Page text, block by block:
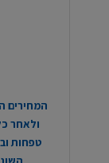
המחירים
ולאחר
טפחות